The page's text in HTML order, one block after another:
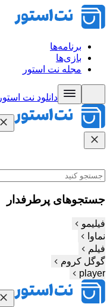
برنامه‌ها
بازی‌ها
مجله نت استور
دانلود نت‌ استور
جستجوهای پرطرفدار
فیلیمو
نماوا
فیلم‌
گوگل کروم
player